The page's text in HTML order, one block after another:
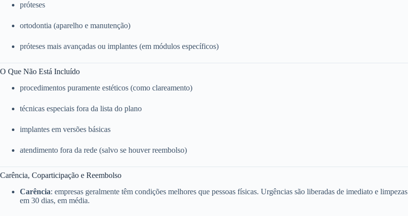
próteses
ortodontia (aparelho e manutenção)
próteses mais avançadas ou implantes (em módulos específicos)
O Que Não Está Incluído
procedimentos puramente estéticos (como clareamento)
técnicas especiais fora da lista do plano
implantes em versões básicas
atendimento fora da rede (salvo se houver reembolso)
Carência, Coparticipação e Reembolso
Carência: empresas geralmente têm condições melhores que pessoas físicas. Urgências são liberadas de imediato e limpezas
em 30 dias, em média.